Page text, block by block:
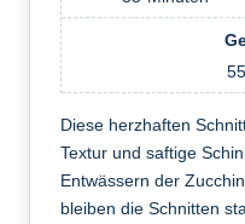
55
Diese herzhaften
Textur und saftige
Entwässern der
bleiben die Schnitten